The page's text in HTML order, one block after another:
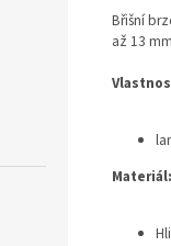
Břišní
až 13
Materiál: